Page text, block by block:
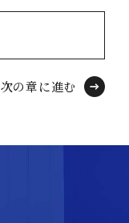
次の章に進む